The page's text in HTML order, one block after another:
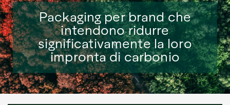
Packaging per brand che
intendono ridurre
significativamente la loro
impronta di carbonio